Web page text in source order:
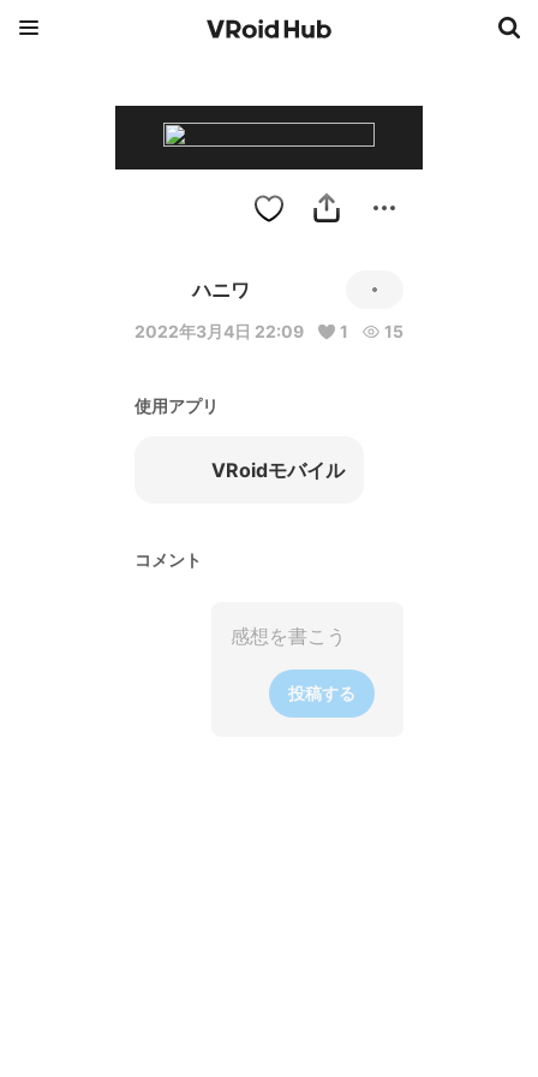
ハニワ
2022年3月4日 22:09 1 15
使用アプリ
VRoidモバイル
コメント
投稿する